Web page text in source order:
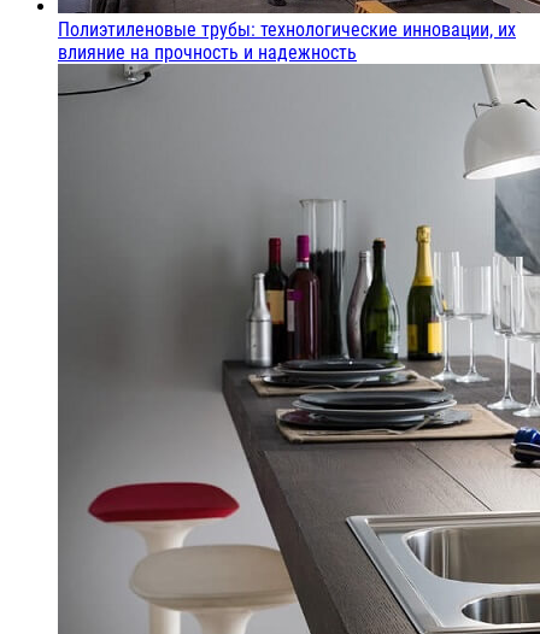
Полиэтиленовые трубы: технологические инновации, их
влияние на прочность и надежность